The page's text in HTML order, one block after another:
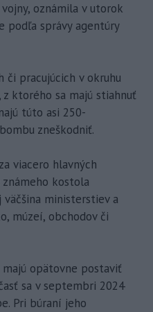
oznámila v utorok
podľa správy agentúry
či pracujúcich v okruhu
ktorého sa majú stiahnuť
túto asi 250-
zneškodniť.
viacero hlavných
kostola
ministerstiev a
múzeí, obchodov či
opätovne postaviť
sa v septembri 2024
Pri búraní jeho